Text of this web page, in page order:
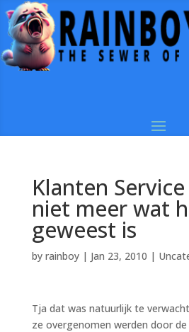
Klanten Service
niet meer wat
geweest is
by rainboy| Jan 23, 2010 |
Tja dat was natuurlijk te
ze overgenomen werden door de